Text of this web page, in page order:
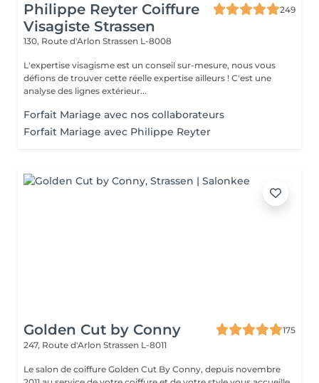
Philippe Reyter Coiffure
Visagiste Strassen
249
130, Route d'Arlon Strassen L-8008
L'expertise visagisme est un conseil sur-mesure, nous vous
défions de trouver cette réelle expertise ailleurs ! C'est une
analyse des lignes extérieur...
Forfait Mariage avec nos collaborateurs
Forfait Mariage avec Philippe Reyter
Golden Cut by Conny
175
247, Route d'Arlon Strassen L-8011
Le salon de coiffure Golden Cut By Conny, depuis novembre